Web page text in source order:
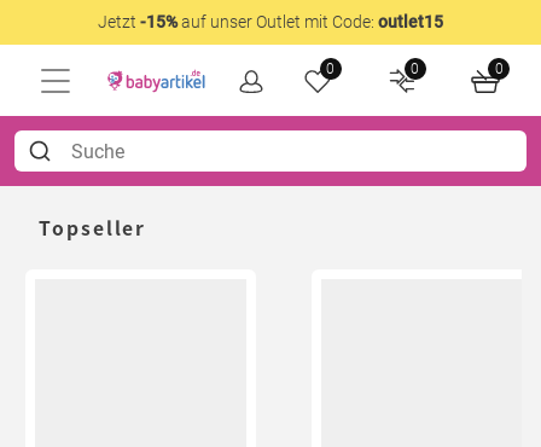
Jetzt -15%auf unser Outlet mit Code: outlet15
0 0 0
Topseller